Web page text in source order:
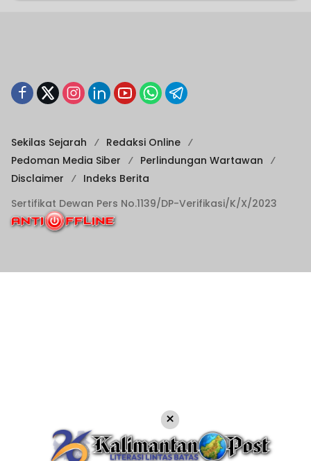
Sekilas Sejarah
Redaksi Online
Pedoman Media Siber
Perlindungan Wartawan
Disclaimer
Indeks Berita
Sertifikat Dewan Pers No.1139/DP-Verifikasi/K/X/2023
×